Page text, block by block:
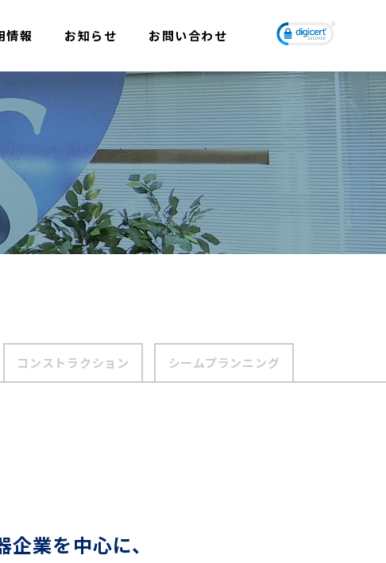
情報 お知らせ お問い合わせ
コンストラクション シームプランニング
業を中心に、